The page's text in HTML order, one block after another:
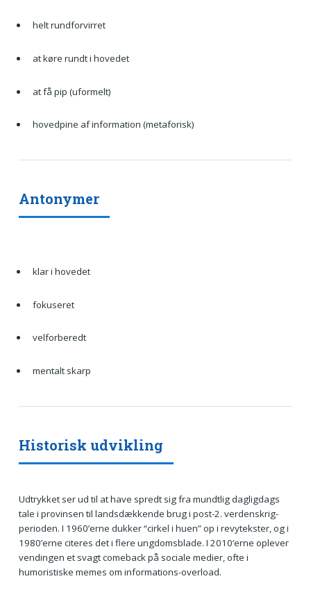
helt rundforvirret
at køre rundt i hovedet
at få pip (uformelt)
hovedpine af information (metaforisk)
Antonymer
klar i hovedet
fokuseret
velforberedt
mentalt skarp
Historisk udvikling
Udtrykket ser ud til at have spredt sig fra mundtlig dagligdags
tale i provinsen til landsdækkende brug i post-2. verdenskrig-
perioden. I 1960’erne dukker “cirkel i huen” op i revytekster, og i
1980’erne citeres det i flere ungdomsblade. I 2010’erne oplever
vendingen et svagt comeback på sociale medier, ofte i
humoristiske memes om informations-overload.